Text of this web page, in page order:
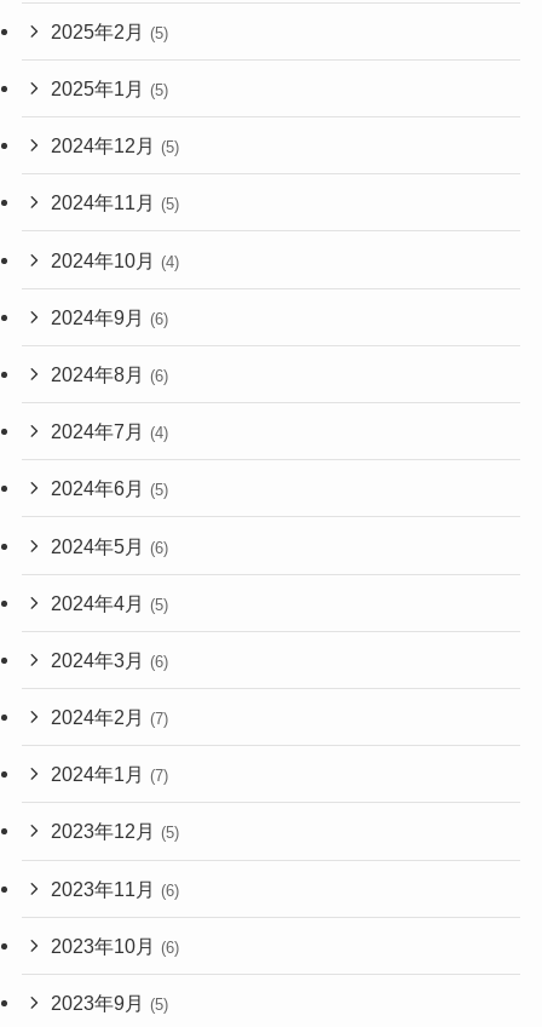
2025年2月 (5)
2025年1月 (5)
2024年12月 (5)
2024年11月 (5)
2024年10月 (4)
2024年9月 (6)
2024年8月 (6)
2024年7月 (4)
2024年6月 (5)
2024年5月 (6)
2024年4月 (5)
2024年3月 (6)
2024年2月 (7)
2024年1月 (7)
2023年12月 (5)
2023年11月 (6)
2023年10月 (6)
2023年9月 (5)